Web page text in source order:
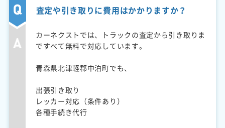
査定や引き取りに費用はかかりますか？
カーネクストでは、トラックの査定から引き取りま
ですべて無料で対応しています。
青森県北津軽郡中泊町でも、
出張引き取り
レッカー対応（条件あり）
各種手続き代行